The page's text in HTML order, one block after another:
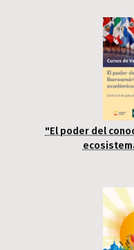
"El poder del